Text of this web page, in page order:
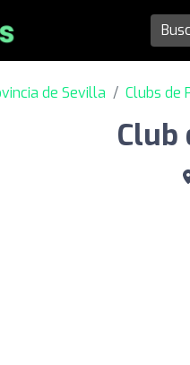
de Sevilla Clubs de
Club